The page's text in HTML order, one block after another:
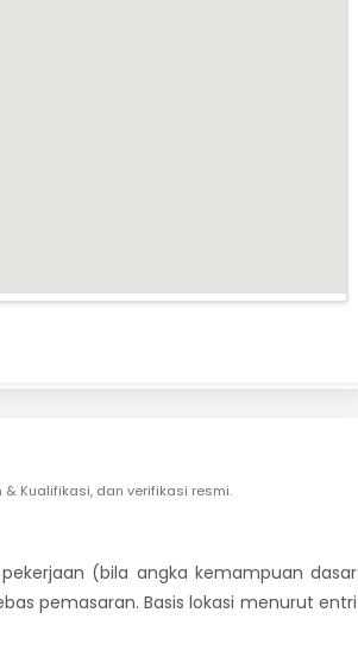
Kualifikasi, dan verifikasi resmi.
(bila angka kemampuan dasar
pemasaran. Basis lokasi menurut entri